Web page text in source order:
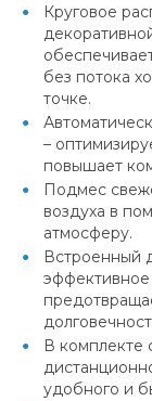
Круговое
без потока
точке.
–
повышает
Подмес
воздуха в
атмосферу.
Встроенный
эффективное
В комплекте
удобного и